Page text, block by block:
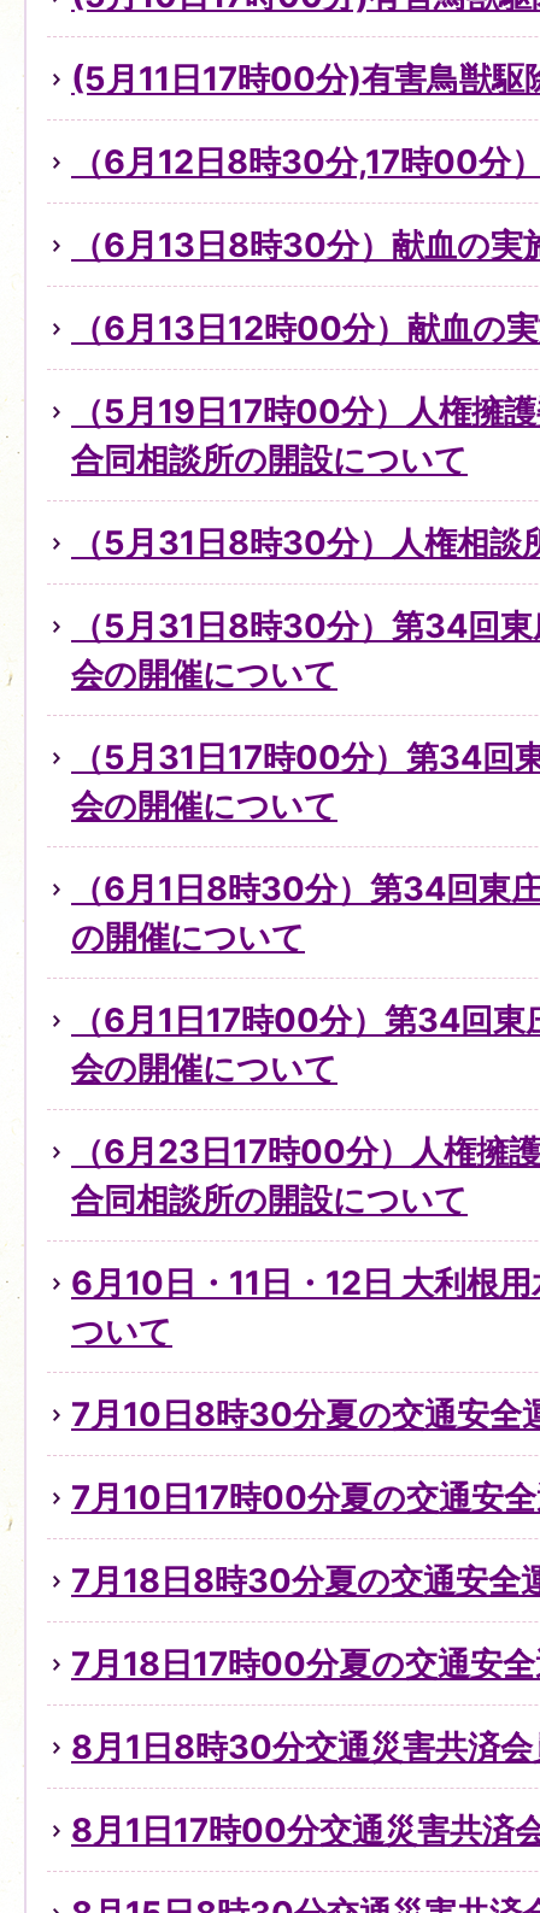
(5月11日17時00分)有害鳥獣駆
（6月12日8時30分,17時00分
（6月13日8時30分）献血の実
（6月13日12時00分）献血の
（5月19日17時00分）人権擁
合同相談所の開設について
（5月31日8時30分）人権相
（5月31日8時30分）第34回
会の開催について
（5月31日17時00分）第34回
会の開催について
（6月1日8時30分）第34回東
の開催について
（6月1日17時00分）第34回
会の開催について
（6月23日17時00分）人権擁
合同相談所の開設について
6月10日・11日・12日 大利根
ついて
7月10日8時30分夏の交通安全
7月10日17時00分夏の交通安
7月18日8時30分夏の交通安全
7月18日17時00分夏の交通安
8月1日8時30分交通災害共済
8月1日17時00分交通災害共済